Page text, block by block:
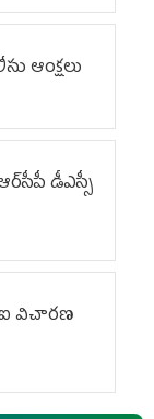
ఆంక్షలు
డీఎస్సీ
విచారణ